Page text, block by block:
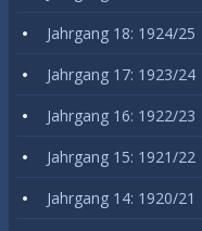
Jahrgang 18: 1924/25
Jahrgang 17: 1923/24
Jahrgang 16: 1922/23
Jahrgang 15: 1921/22
Jahrgang 14: 1920/21